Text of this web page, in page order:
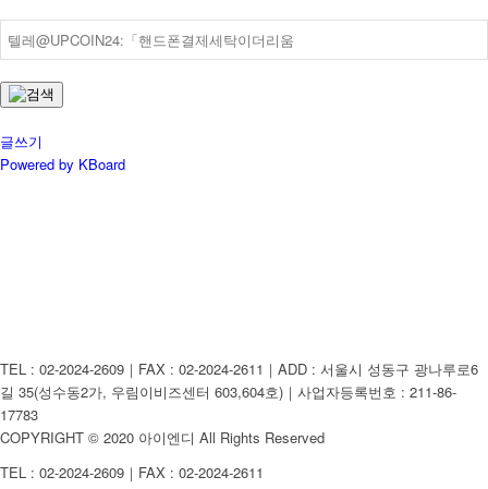
글쓰기
Powered by KBoard
TEL : 02-2024-2609｜FAX : 02-2024-2611｜ADD : 서울시 성동구 광나루로6
길 35(성수동2가, 우림이비즈센터 603,604호)｜사업자등록번호 : 211-86-
17783
COPYRIGHT © 2020 아이엔디 All Rights Reserved
TEL : 02-2024-2609｜FAX : 02-2024-2611